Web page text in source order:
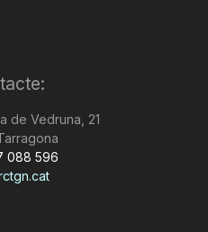
de Vedruna, 21
088 596